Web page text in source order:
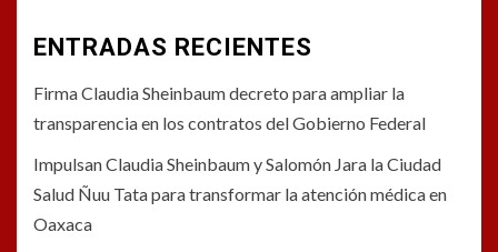
ENTRADAS RECIENTES
Firma Claudia Sheinbaum decreto para ampliar la
transparencia en los contratos del Gobierno Federal
Impulsan Claudia Sheinbaum y Salomón Jara la Ciudad
Salud Ñuu Tata para transformar la atención médica en
Oaxaca